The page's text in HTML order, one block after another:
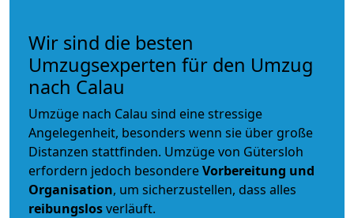
Wir sind die besten
Umzugsexperten für den Umzug
nach Calau
Umzüge nach Calau sind eine stressige
Angelegenheit, besonders wenn sie über große
Distanzen stattfinden. Umzüge von Gütersloh
erfordern jedoch besondereVorbereitung und
Organisation, um sicherzustellen, dass alles
reibungslosverläuft.